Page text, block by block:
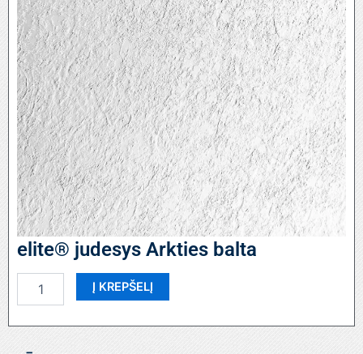
elite® judesys Arkties balta
kiekis:
judesys
Į KREPŠELĮ